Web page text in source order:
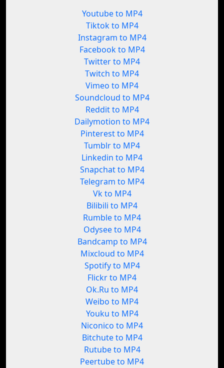
Youtube to MP4
Tiktok to MP4
Instagram to MP4
Facebook to MP4
Twitter to MP4
Twitch to MP4
Vimeo to MP4
Soundcloud to MP4
Reddit to MP4
Dailymotion to MP4
Pinterest to MP4
Tumblr to MP4
Linkedin to MP4
Snapchat to MP4
Telegram to MP4
Vk to MP4
Bilibili to MP4
Rumble to MP4
Odysee to MP4
Bandcamp to MP4
Mixcloud to MP4
Spotify to MP4
Flickr to MP4
Ok.Ru to MP4
Weibo to MP4
Youku to MP4
Niconico to MP4
Bitchute to MP4
Rutube to MP4
Peertube to MP4